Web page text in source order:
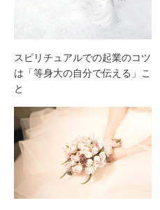
スピリチュアルでの起業のコツ
は「等身大の自分で伝える」こ
と